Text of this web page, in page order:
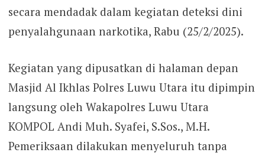
secara mendadak dalam kegiatan deteksi dini
penyalahgunaan narkotika, Rabu (25/2/2025).
Kegiatan yang dipusatkan di halaman depan
Masjid Al Ikhlas Polres Luwu Utara itu dipimpin
langsung oleh Wakapolres Luwu Utara
KOMPOL Andi Muh. Syafei, S.Sos., M.H.
Pemeriksaan dilakukan menyeluruh tanpa